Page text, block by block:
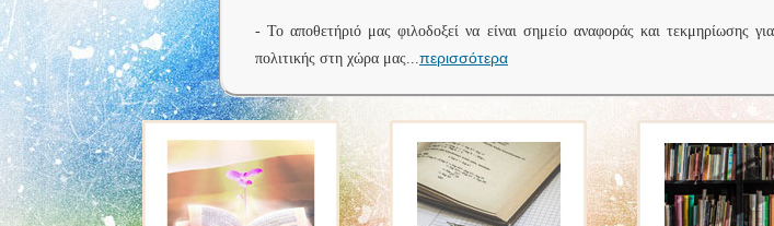
- Το αποθετήριό μας φιλοδοξεί να είναι σημείο αναφοράς και τεκμηρίωσης
πολιτικής στη χώρα μας...περισσότερα